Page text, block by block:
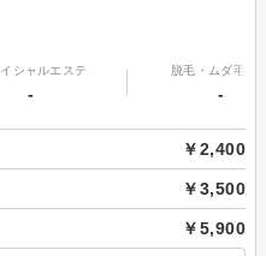
シャルエステ
-
脱毛・ムダ毛処
-
￥2,400
￥3,500
￥5,900